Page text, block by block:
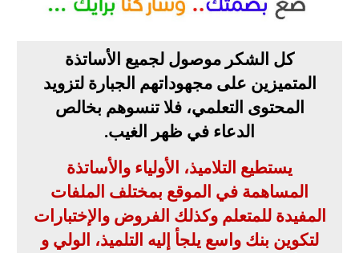
كل الشكر موصول لجميع الأساتذة
المتميزين على مجهوداتهم الجبارة لتزويد
المحتوى التعلمي، فلا تنسوهم بخالص
الدعاء في ظهر الغيب.
يستطيع التلاميذ، الأولياء والأساتذة
المساهمة في الموقع بمختلف الملفات
المفيدة للمتعلم وكذلك الفروض والإختبارات
لتكوين بنك واسع يلجأ إليه التلميذ، الولي و